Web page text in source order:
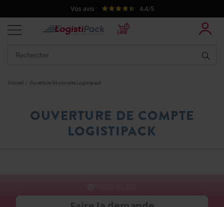
Vos avis : 4.4/5
Accueil / Ouverture de compte Logistipack
OUVERTURE DE COMPTE
LOGISTIPACK